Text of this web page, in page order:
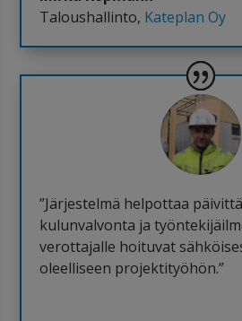
Taloushallinto, Kateplan Oy
”Järjestelmä helpottaa
kulunvalvonta ja
verottajalle hoituvat
oleelliseen projektityöhön.”